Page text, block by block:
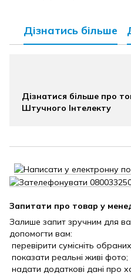
Дізнатись більше
Дізнатися більше про
Штучного Інтелекту
Запитати про товар у
Залише запит зручним для
допомогти вам:
перевірити сумісніть
показати реальні живі фото;
надати додаткові дані про